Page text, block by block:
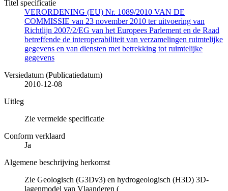
Titel specificatie
VERORDENING (EU) Nr. 1089/2010 VAN DE
COMMISSIE van 23 november 2010 ter uitvoering van
Richtlijn 2007/2/EG van het Europees Parlement en de Raad
betreffende de interoperabiliteit van verzamelingen ruimtelijke
gegevens en van diensten met betrekking tot ruimtelijke
gegevens
Versiedatum (Publicatiedatum)
2010-12-08
Uitleg
Zie vermelde specificatie
Conform verklaard
Ja
Algemene beschrijving herkomst
Zie Geologisch (G3Dv3) en hydrogeologisch (H3D) 3D-
lagenmodel van Vlaanderen (